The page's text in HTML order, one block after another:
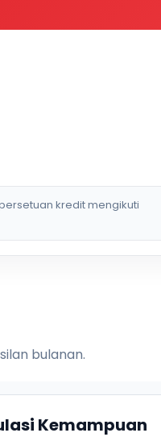
kredit mengikuti
bulanan.
Kemampuan